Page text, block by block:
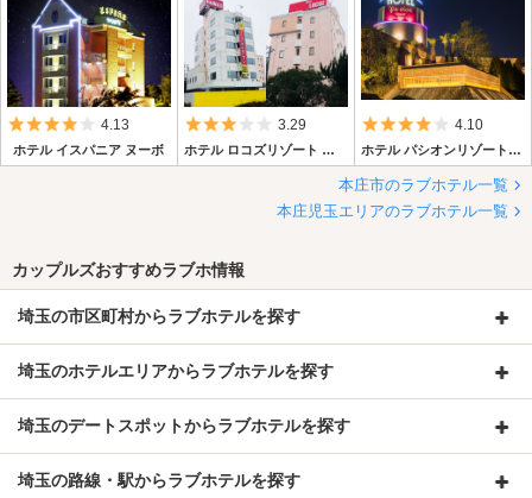
5つ星のうち4
4.13
ホテル イスパニア ヌーボ
5つ星のうち3
3.29
ホテル ロコズリゾート ハワイ＆オアフ
5つ星のうち4
4.10
ホテル パシオンリゾート 本庄
本庄市のラブホテル一覧
本庄児玉エリアのラブホテル一覧
カップルズおすすめラブホ情報
埼玉の市区町村からラブホテルを探す
埼玉のホテルエリアからラブホテルを探す
埼玉のデートスポットからラブホテルを探す
埼玉の路線・駅からラブホテルを探す